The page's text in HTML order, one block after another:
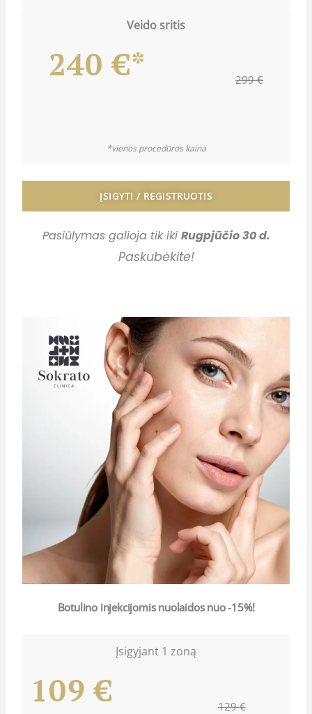
Veido sritis
240 €* 299 €
*vienos procedūros kaina
ĮSIGYTI / REGISTRUOTIS
Pasiūlymas galioja tik iki Rugpjūčio 30 d.
Paskubėkite!
Botulino injekcijomis nuolaidos nuo -15%!
Įsigyjant 1 zoną
109 € 129 €